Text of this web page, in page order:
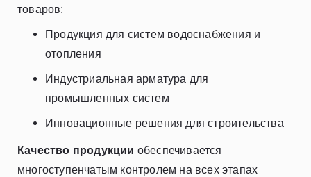
товаров:
Продукция для систем водоснабжения и
отопления
Индустриальная арматура для
промышленных систем
Инновационные решения для строительства
Качество продукции обеспечивается
многоступенчатым контролем на всех этапах